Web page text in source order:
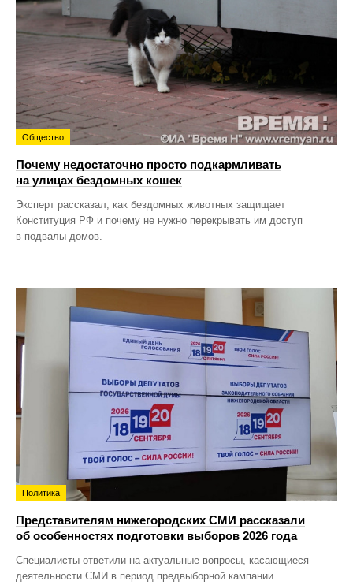
Общество
Почему недостаточно просто подкармливать
на улицах бездомных кошек
Эксперт рассказал, как бездомных животных защищает
Конституция РФ и почему не нужно перекрывать им доступ
в подвалы домов.
Политика
Представителям нижегородских СМИ рассказали
об особенностях подготовки выборов 2026 года
Специалисты ответили на актуальные вопросы, касающиеся
деятельности СМИ в период предвыборной кампании.